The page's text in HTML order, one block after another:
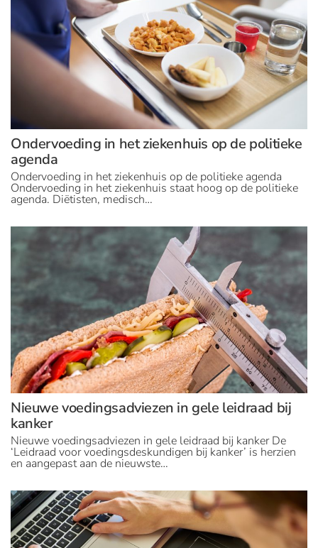
Ondervoeding in het ziekenhuis op de politieke
agenda
Ondervoeding in het ziekenhuis op de politieke agenda
Ondervoeding in het ziekenhuis staat hoog op de politieke
agenda. Diëtisten, medisch…
Nieuwe voedingsadviezen in gele leidraad bij
kanker
Nieuwe voedingsadviezen in gele leidraad bij kanker De
‘Leidraad voor voedingsdeskundigen bij kanker’ is herzien
en aangepast aan de nieuwste…